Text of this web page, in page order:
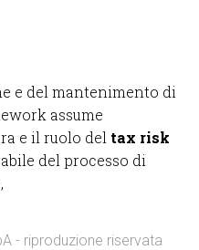
e del mantenimento di
assume
e il ruolo del tax risk
del processo di
- riproduzione riservata